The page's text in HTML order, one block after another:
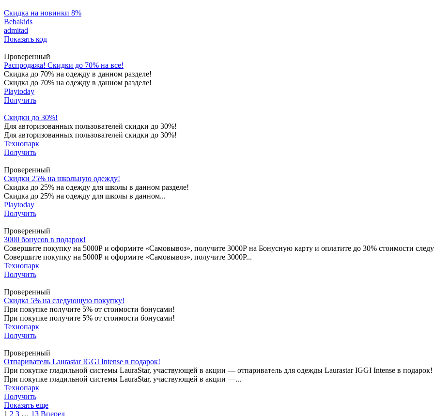
Скидка на новинки 8%
Bebakids
admitad
Показать код
Проверенный
Распродажа! Скидки до 70% на все!
Скидка до 70% на одежду в данном разделе!
Скидка до 70% на одежду в данном разделе!
Playtoday
Получить
Скидки до 30%!
Для авторизованных пользователей скидки до 30%!
Для авторизованных пользователей скидки до 30%!
Технопарк
Получить
Проверенный
Скидки 25% на школьную одежду!
Скидка до 25% на одежду для школы в данном разделе!
Скидка до 25% на одежду для школы в данном...
Playtoday
Получить
Проверенный
3000 бонусов в подарок!
Совершите покупку на 5000Р и оформите «Самовывоз», получите 3000Р на Бонусную карту и оплатите до 30% стоимости
Совершите покупку на 5000Р и оформите «Самовывоз», получите 3000Р...
Технопарк
Получить
Проверенный
Скидка 5% на следующую покупку!
При покупке получите 5% от стоимости бонусами!
При покупке получите 5% от стоимости бонусами!
Технопарк
Получить
Проверенный
Отпариватель Laurastar IGGI Intense в подарок!
При покупке гладильной системы LauraStar, участвующей в акции — отпариватель для одежды Laurastar IGGI Intense в подарок!
При покупке гладильной системы LauraStar, участвующей в акции —...
Технопарк
Получить
Показать еще
1 2 3 … 13 Вперед